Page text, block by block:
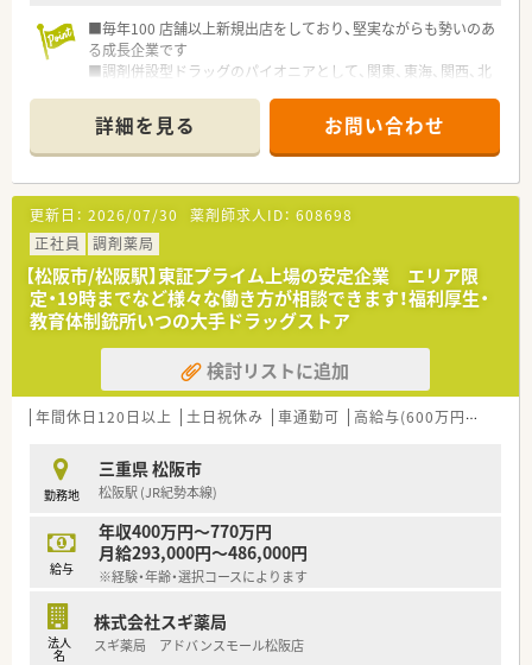
■毎年100 店舗以上新規出店をしており、堅実ながらも勢いのあ
る成長企業です
■調剤併設型ドラッグのパイオニアとして、関東、東海、関西、北
■研修制度は様々なプランがあり、集合研修だけでなく任意で受
講可能な研修も幅広く用意されています
■店舗で活躍する従業員、社外で活躍する従業員、将来経営幹部
となる従業員など、薬剤師として様々な活躍ができるフィールド
を用意されています
■総合薬剤師・調剤薬剤師（土日休み・19時までの勤務）どちらか
の働き方を選択できます
■調剤併設型だけでなく「医療モール・クリニック併設店舗」「敷
地内薬局」「訪問調剤特化型店舗」など様々な店舗を運営してい
ます
■在宅医療にも積極的取り組んでおり「訪問調剤特化型店舗」を
50店舗以上、無菌調剤室は業界最多の51店舗設置しています
■「プラチナくるみん認定企業」「健康経営優良法人2023（大規模
法人部門）認定」等を取得し一人ひとりが働きやすい環境が整備
されています
があるのも特徴です
詳細を見る お問い合わせ
更新日： 2026/07/30 薬剤師求人ID： 608698
正社員
調剤薬局
【松阪市/松阪駅】東証プライム上場の安定企業 エリア限
定・19時までなど様々な働き方が相談できます！福利厚生・
教育体制銃所いつの大手ドラッグストア
検討リストに追加
年間休日120日以上 土日祝休み 車通勤可 高給与(600万円以上)
勤務地
三重県 松阪市
松阪駅 (JR紀勢本線)
給与
年収400万円～770万円
月給293,000円～486,000円
※経験・年齢・選択コースによります
法人
名
株式会社スギ薬局
スギ薬局 アドバンスモール松阪店